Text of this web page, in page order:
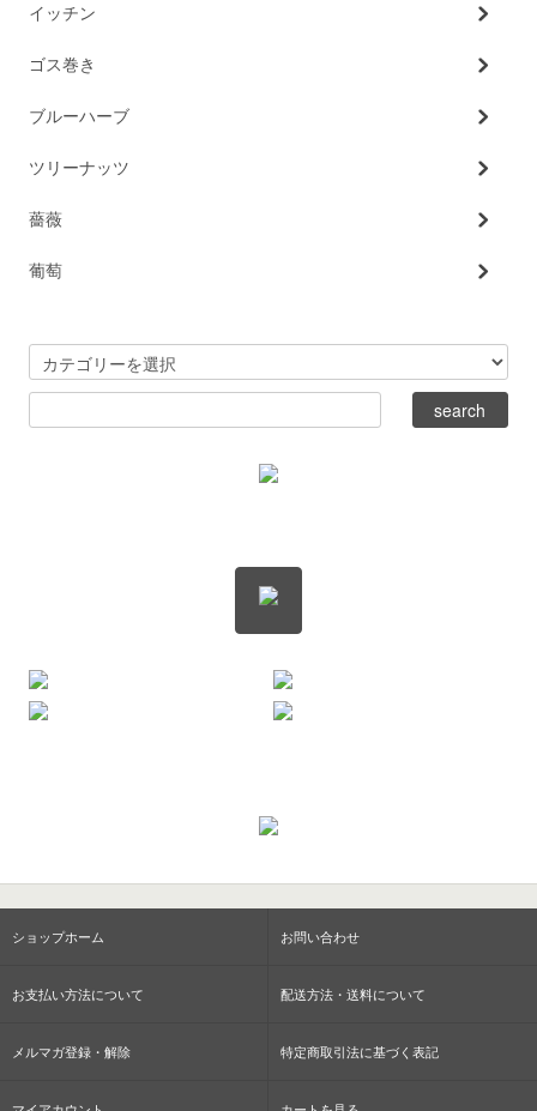
イッチン
ゴス巻き
ブルーハーブ
ツリーナッツ
薔薇
葡萄
ショップホーム お問い合わせ
お支払い方法について 配送方法・送料について
メルマガ登録・解除 特定商取引法に基づく表記